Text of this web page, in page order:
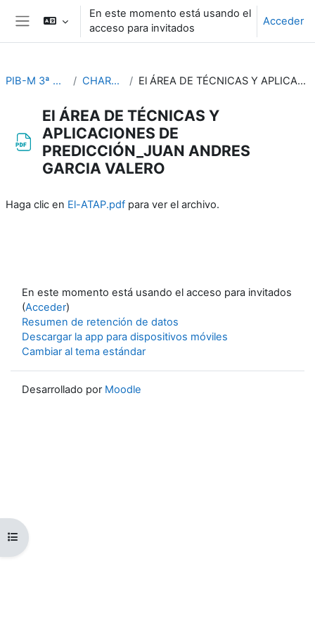
Salta al contenido principal
Panel lateral
En este momento está usando el
acceso para invitados
Acceder
Abrir índice del curso
PIB-M 3ª Edición (fase práctica) CHARLAS ESPECIFICAS El ÁREA DE TÉCNICAS Y APLICACIONES DE PREDICCIÓN_JUAN ANDRES GARCIA VALERO
El ÁREA DE TÉCNICAS Y
APLICACIONES DE
PREDICCIÓN_JUAN ANDRES
GARCIA VALERO
Haga clic en El-ATAP.pdf para ver el archivo.
En este momento está usando el acceso para invitados
(Acceder)
Resumen de retención de datos
Descargar la app para dispositivos móviles
Cambiar al tema estándar
Desarrollado por Moodle